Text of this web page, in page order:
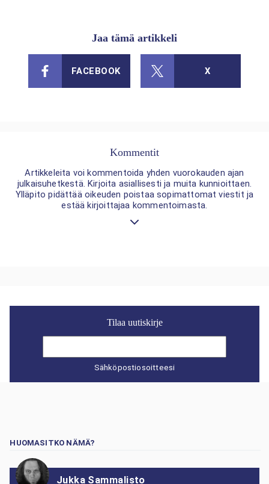
Jaa tämä artikkeli
FACEBOOK X
Kommentit
Artikkeleita voi kommentoida yhden vuorokauden ajan
julkaisuhetkestä. Kirjoita asiallisesti ja muita kunnioittaen.
Ylläpito pidättää oikeuden poistaa sopimattomat viestit ja
estää kirjoittajaa kommentoimasta.
Tilaa uutiskirje
Sähköpostiosoitteesi
HUOMASITKO NÄMÄ?
Jukka Sammalisto